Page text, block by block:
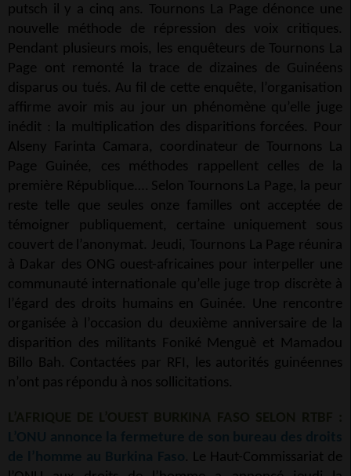
putsch il y a cinq ans. Tournons La Page dénonce une
nouvelle méthode de répression des voix critiques.
Pendant plusieurs mois, les enquêteurs de Tournons La
Page ont remonté la trace de dizaines de Guinéens
disparus ou tués. Au fil de cette enquête, l’organisation
affirme avoir mis au jour un phénomène qu’elle juge
inédit : la multiplication des disparitions forcées. Pour
Alseny Farinta Camara, coordinateur de Tournons La
Page Guinée, ces méthodes rappellent celles de la
première République.… Selon Tournons La Page, la peur
reste telle que seules onze familles ont acceptée de
témoigner publiquement, certaine uniquement sous
couvert de l’anonymat. Jeudi, Tournons La Page réunira
à Dakar des ONG ouest-africaines pour interpeller une
communauté internationale qu’elle juge trop discrète à
l’égard des droits humains en Guinée. Une rencontre
organisée à l’occasion du deuxième anniversaire de la
disparition des militants Foniké Menguè et Mamadou
Billo Bah. Contactées par RFI, les autorités guinéennes
n’ont pas répondu à nos sollicitations.
. Le Haut-Commissariat de